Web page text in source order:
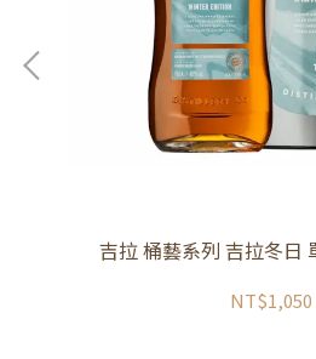
吉拉 桶藝系列 吉拉冬日
NT$1,050